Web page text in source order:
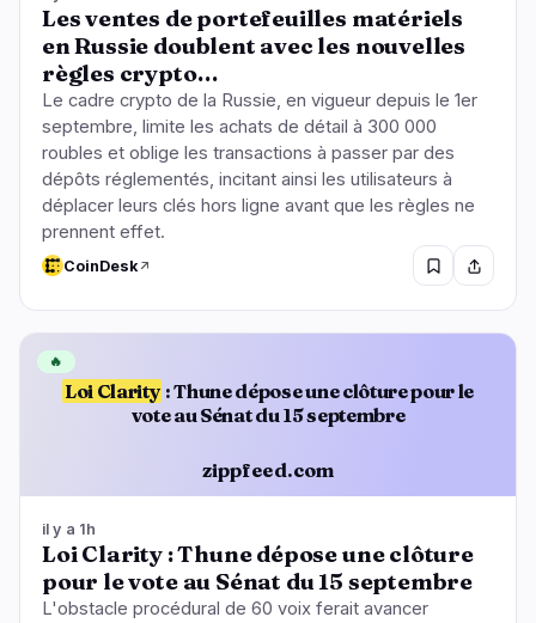
Les ventes de portefeuilles matériels
en Russie doublent avec les nouvelles
règles crypto…
Le cadre crypto de la Russie, en vigueur depuis le 1er
septembre, limite les achats de détail à 300 000
roubles et oblige les transactions à passer par des
dépôts réglementés, incitant ainsi les utilisateurs à
déplacer leurs clés hors ligne avant que les règles ne
prennent effet.
CoinDesk
Loi Clarity : Thune dépose une clôture pour le
vote au Sénat du 15 septembre
zippfeed.com
🔥
il y a 1h
Loi Clarity : Thune dépose une clôture
pour le vote au Sénat du 15 septembre
L'obstacle procédural de 60 voix ferait avancer